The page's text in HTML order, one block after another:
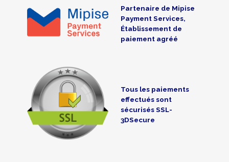
Partenaire de Mipise
Payment Services,
Établissement de
paiement agréé
Tous les paiements
effectués sont
sécurisés SSL-
3DSecure